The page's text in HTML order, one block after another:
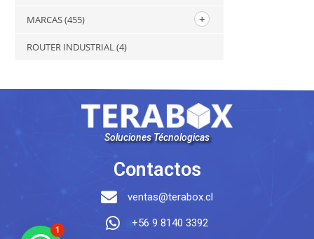
MARCAS(455)
ROUTER INDUSTRIAL (4)
Soluciones Técnologicas
Contactos
ventas@terabox.cl
+56 9 8140 3392
1